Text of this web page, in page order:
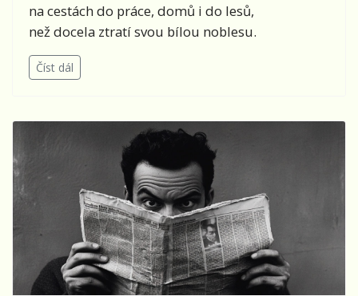
na cestách do práce, domů i do lesů,
než docela ztratí svou bílou noblesu.
Číst dál